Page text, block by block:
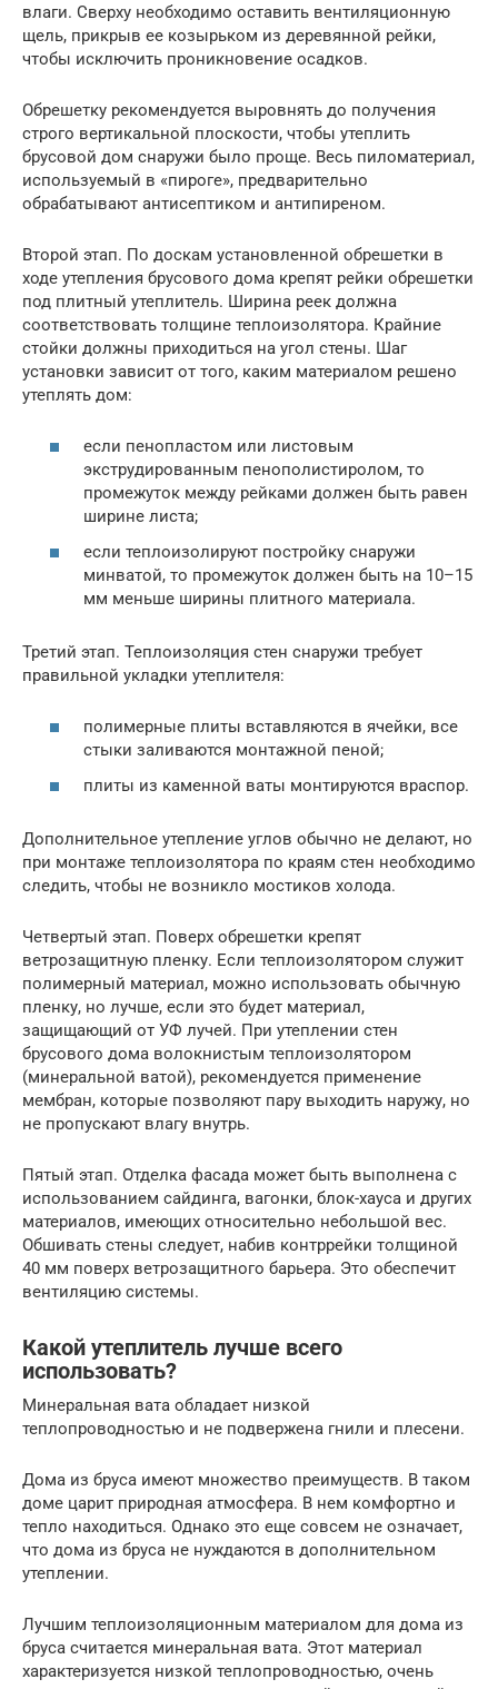
влаги. Сверху необходимо оставить вентиляционную
щель, прикрыв ее козырьком из деревянной рейки,
чтобы исключить проникновение осадков.
Обрешетку рекомендуется выровнять до получения
строго вертикальной плоскости, чтобы утеплить
брусовой дом снаружи было проще. Весь пиломатериал,
используемый в «пироге», предварительно
обрабатывают антисептиком и антипиреном.
Второй этап. По доскам установленной обрешетки в
ходе утепления брусового дома крепят рейки обрешетки
под плитный утеплитель. Ширина реек должна
соответствовать толщине теплоизолятора. Крайние
стойки должны приходиться на угол стены. Шаг
установки зависит от того, каким материалом решено
утеплять дом:
если пенопластом или листовым
экструдированным пенополистиролом, то
промежуток между рейками должен быть равен
ширине листа;
если теплоизолируют постройку снаружи
минватой, то промежуток должен быть на 10–15
мм меньше ширины плитного материала.
Третий этап. Теплоизоляция стен снаружи требует
правильной укладки утеплителя:
полимерные плиты вставляются в ячейки, все
стыки заливаются монтажной пеной;
плиты из каменной ваты монтируются враспор.
Дополнительное утепление углов обычно не делают, но
при монтаже теплоизолятора по краям стен необходимо
следить, чтобы не возникло мостиков холода.
Четвертый этап. Поверх обрешетки крепят
ветрозащитную пленку. Если теплоизолятором служит
полимерный материал, можно использовать обычную
пленку, но лучше, если это будет материал,
защищающий от УФ лучей. При утеплении стен
брусового дома волокнистым теплоизолятором
(минеральной ватой), рекомендуется применение
мембран, которые позволяют пару выходить наружу, но
не пропускают влагу внутрь.
Пятый этап. Отделка фасада может быть выполнена с
использованием сайдинга, вагонки, блок-хауса и других
материалов, имеющих относительно небольшой вес.
Обшивать стены следует, набив контррейки толщиной
40 мм поверх ветрозащитного барьера. Это обеспечит
вентиляцию системы.
Какой утеплитель лучше всего
использовать?
Минеральная вата обладает низкой
теплопроводностью и не подвержена гнили и плесени.
Дома из бруса имеют множество преимуществ. В таком
доме царит природная атмосфера. В нем комфортно и
тепло находиться. Однако это еще совсем не означает,
что дома из бруса не нуждаются в дополнительном
утеплении.
Лучшим теплоизоляционным материалом для дома из
бруса считается минеральная вата. Этот материал
характеризуется низкой теплопроводностью, очень